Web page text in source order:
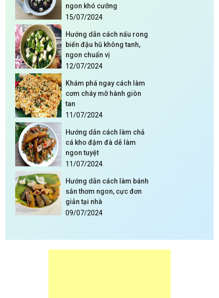
ngon khó cưỡng
15/07/2024
Hướng dẫn cách nấu rong
biển đậu hũ không tanh,
ngon chuẩn vị
12/07/2024
Khám phá ngay cách làm
cơm cháy mỡ hành giòn
tan
11/07/2024
Hướng dẫn cách làm chả
cá kho đậm đà dễ làm
ngon tuyệt
11/07/2024
Hướng dẫn cách làm bánh
sắn thơm ngon, cực đơn
giản tại nhà
09/07/2024